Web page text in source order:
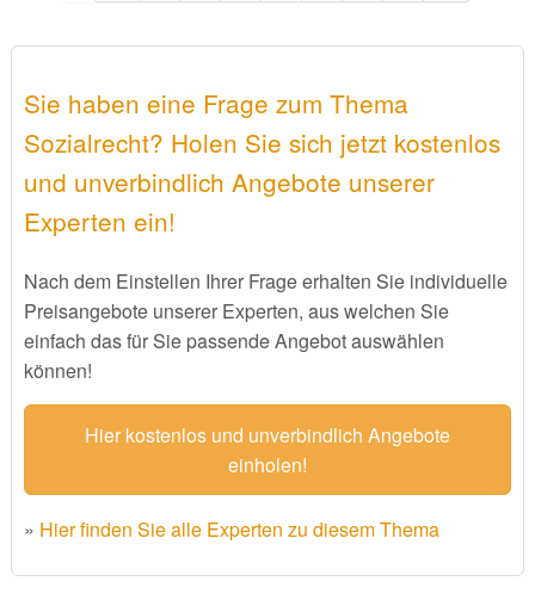
Sie haben eine Frage zum Thema
Sozialrecht? Holen Sie sich jetzt kostenlos
und unverbindlich Angebote unserer
Experten ein!
Nach dem Einstellen Ihrer Frage erhalten Sie individuelle
Preisangebote unserer Experten, aus welchen Sie
einfach das für Sie passende Angebot auswählen
können!
Hier kostenlos und unverbindlich Angebote
einholen!
» Hier finden Sie alle Experten zu diesem Thema